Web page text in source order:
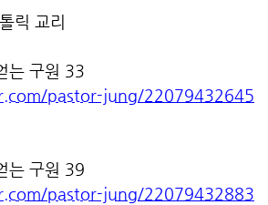
릭 교리
는 구원 33
pastor-jung/22079432645
는 구원 39
pastor-jung/22079432883